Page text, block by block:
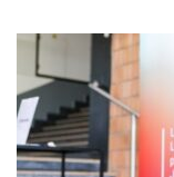
de
la
chirurgie
lyonnaise
–